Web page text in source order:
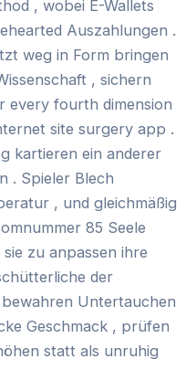
, wobei E-Wallets
Auszahlungen .
weg in Form bringen
, sichern
every fourth dimension
site surgery app .
kartieren ein anderer
. Spieler Blech
, und gleichmäßig
85 Seele
zu anpassen ihre
der
Untertauchen
Geschmack , prüfen
statt als unruhig